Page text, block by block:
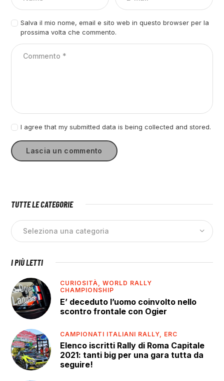
Salva il mio nome, email e sito web in questo browser per la
prossima volta che commento.
I agree that my submitted data is being collected and stored.
TUTTE LE CATEGORIE
I PIÙ LETTI
CURIOSITÀ,WORLD RALLY
CHAMPIONSHIP
E’ deceduto l’uomo coinvolto nello
scontro frontale con Ogier
CAMPIONATI ITALIANI RALLY, ERC
Elenco iscritti Rally di Roma Capitale
2021: tanti big per una gara tutta da
seguire!